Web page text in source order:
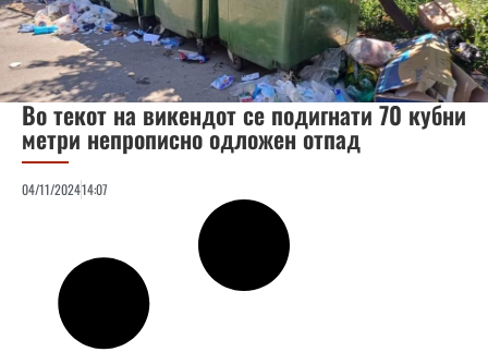
Во текот на викендот се подигнати 70 кубни
метри непрописно одложен отпад
04/11/202414:07